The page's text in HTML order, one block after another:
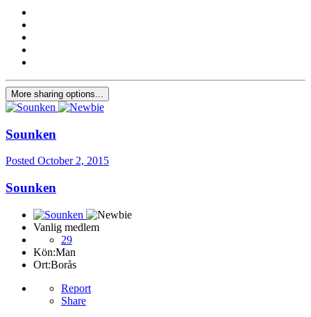
More sharing options...
Sounken
Posted October 2, 2015
Sounken
Vanlig medlem
29
Kön:Man
Ort:Borås
Report
Share